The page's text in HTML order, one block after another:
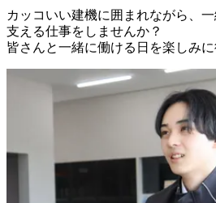
カッコいい建機に囲まれながら、
支える仕事をしませんか？